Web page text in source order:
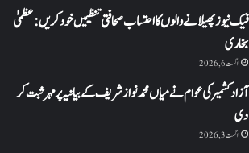
فیک نیوز پھیلانے والوں کا احتساب صحافتی تنظیمیں خود کریں: عظمیٰ
بخاری
اگست 6, 2026
آزاد کشمیر کی عوام نے میاں محمد نواز شریف کے بیانیہ پر مہر ثبت کر
دی
اگست 3, 2026